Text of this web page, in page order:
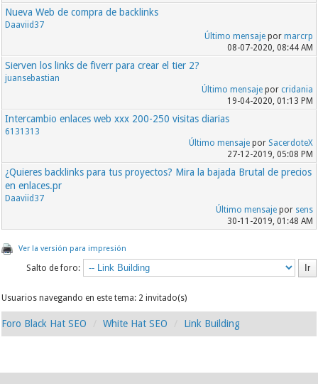
Nueva Web de compra de backlinks
Daaviid37
Último mensajepor marcrp
08-07-2020, 08:44 AM
Sierven los links de fiverr para crear el tier 2?
juansebastian
Último mensajepor cridania
19-04-2020, 01:13 PM
Intercambio enlaces web xxx 200-250 visitas diarias
6131313
Último mensajepor SacerdoteX
27-12-2019, 05:08 PM
¿Quieres backlinks para tus proyectos? Mira la bajada Brutal de precios
en enlaces.pr
Daaviid37
Último mensajepor sens
30-11-2019, 01:48 AM
Ver la versión para impresión
Salto de foro:
Usuarios navegando en este tema: 2 invitado(s)
Foro Black Hat SEO White Hat SEO Link Building